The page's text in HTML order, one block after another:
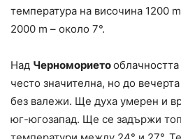
температура на височина 1200
2000 m – около 7°.
Над Черноморието
често значителна, но до
без валежи. Ще духа умерен и
юг-югозапад. Ще се задържи